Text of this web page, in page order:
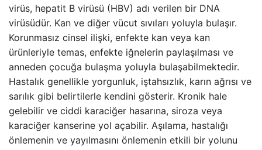
virüs, hepatit B virüsü (HBV) adı verilen bir DNA
virüsüdür. Kan ve diğer vücut sıvıları yoluyla bulaşır.
Korunmasız cinsel ilişki, enfekte kan veya kan
ürünleriyle temas, enfekte iğnelerin paylaşılması ve
anneden çocuğa bulaşma yoluyla bulaşabilmektedir.
Hastalık genellikle yorgunluk, iştahsızlık, karın ağrısı ve
sarılık gibi belirtilerle kendini gösterir. Kronik hale
gelebilir ve ciddi karaciğer hasarına, siroza veya
karaciğer kanserine yol açabilir. Aşılama, hastalığı
önlemenin ve yayılmasını önlemenin etkili bir yolunu